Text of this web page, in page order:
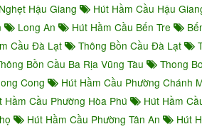
Hậu Giang Hút Hầm Cầu Hậu
Long An Hút Hầm Cầu Bến Tre
Cầu Đà Lạt Thông Bồn Cầu Đà Lạt
Bồn Cầu Ba Rịa Vũng Tàu Thong
Cong Hút Hầm Cầu Phường Chánh
Hầm Cầu Phường Hòa Phú Hút Hầm
Hút Hầm Cầu Phường Tân An Hút